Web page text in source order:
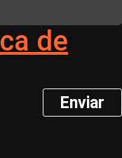
de
Enviar